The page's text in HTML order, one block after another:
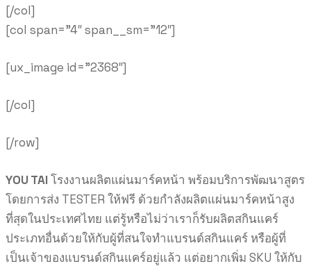
[/col]
[col span=”4″ span__sm=”12″]
[ux_image id=”2368″]
[/col]
[/row]
YOU TAI โรงงานผลิตแผ่นมาร์คหน้า พร้อมบริการพัฒนาสูตร
โดยการส่ง TESTER ให้ฟรี ด้วยกำลังผลิตแผ่นมาร์คหน้าสูง
ที่สุดในประเทศไทย แต่รู้หรือไม่ว่าเราก็รับผลิตสกินแคร์
ประเภทอื่นด้วยให้กับผู้ที่สนใจทำแบรนด์สกินแคร์ หรือผู้ที่
เป็นเจ้าของแบรนด์สกินแคร์อยู่แล้ว แต่อยากเพิ่ม SKU ให้กับ